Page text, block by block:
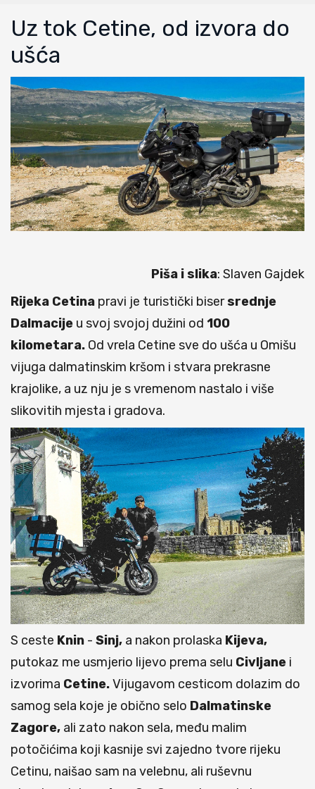
Uz tok Cetine, od izvora do
ušća
Piša i slika: Slaven Gajdek
Rijeka Cetina pravi je turistički bisersrednje
Dalmacije u svoj svojoj dužini od 100
kilometara. Od vrela Cetine sve do ušća u Omišu
vijuga dalmatinskim kršom i stvara prekrasne
krajolike, a uz nju je s vremenom nastalo i više
slikovitih mjesta i gradova.
S ceste Knin - Sinj, a nakon prolaska Kijeva,
putokaz me usmjerio lijevo prema selu Civljane i
izvorima Cetine.Vijugavom cesticom dolazim do
samog sela koje je obično selo Dalmatinske
Zagore, ali zato nakon sela, među malim
potočićima koji kasnije svi zajedno tvore rijeku
Cetinu, naišao sam na velebnu, ali ruševnu